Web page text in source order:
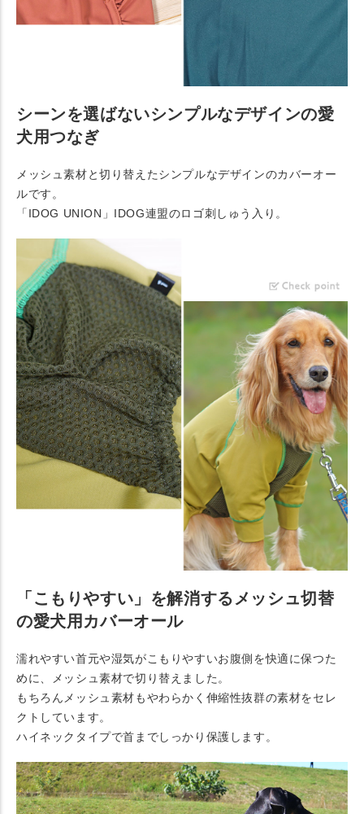
シーンを選ばないシンプルなデザインの愛
犬用つなぎ
メッシュ素材と切り替えたシンプルなデザインのカバーオー
ルです。
「IDOG UNION」IDOG連盟のロゴ刺しゅう入り。
「こもりやすい」を解消するメッシュ切替
の愛犬用カバーオール
濡れやすい首元や湿気がこもりやすいお腹側を快適に保つた
めに、メッシュ素材で切り替えました。
もちろんメッシュ素材もやわらかく伸縮性抜群の素材をセレ
クトしています。
ハイネックタイプで首までしっかり保護します。